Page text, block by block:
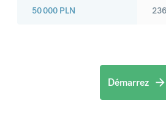
50 000 PLN
Démarrez